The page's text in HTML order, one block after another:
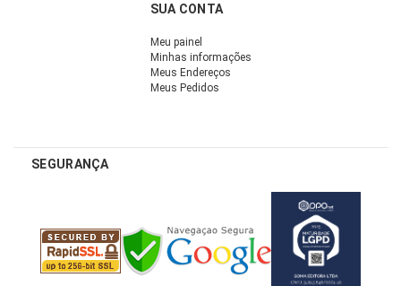
SUA CONTA
Meu painel
Minhas informações
Meus Endereços
Meus Pedidos
SEGURANÇA